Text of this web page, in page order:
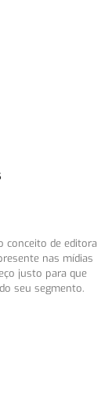
conceito de editora
nas mídias
justo para que
seu segmento.